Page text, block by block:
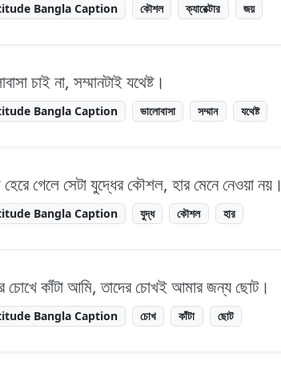
Bangla Caption কৌশল ক্যারেক্টার জয়
চাই না, সম্মানটাই যথেষ্ট।
Bangla Caption ভালোবাসা সম্মান যথেষ্ট
গেলে সেটা যুদ্ধের কৌশল, হার মেনে নেওয়া নয়।
Bangla Caption যুদ্ধ কৌশল হার
চোখে কাঁটা আমি, তাদের চোখই আমার জন্য ছোট।
Bangla Caption চোখ কাঁটা ছোট